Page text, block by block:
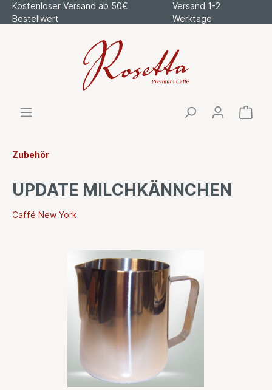
Kostenloser Versand ab 50€
Bestellwert
Versand 1-2
Werktage
Zubehör
UPDATE MILCHKÄNNCHEN
Caffé New York